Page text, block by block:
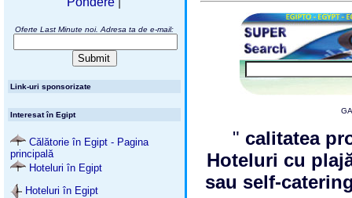
Oferte Last Minute noi. Adresa ta de e-mail:
Link-uri sponsorizate
Interesat în Egipt
Călătorie în Egipt - Pagina
principală
Hoteluri în Egipt
Hoteluri în Egipt
" calitatea
Hoteluri cu
sau self-